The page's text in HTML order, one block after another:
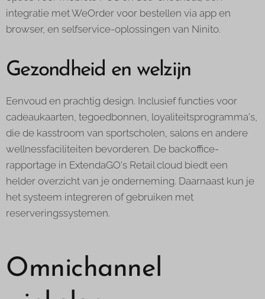
integratie met WeOrder voor bestellen via app en
browser, en selfservice-oplossingen van Ninito.
Gezondheid en welzijn
Eenvoud en prachtig design. Inclusief functies voor
cadeaukaarten, tegoedbonnen, loyaliteitsprogramma's,
die de kasstroom van sportscholen, salons en andere
wellnessfaciliteiten bevorderen. De backoffice-
rapportage in ExtendaGO's Retail cloud biedt een
helder overzicht van je onderneming. Daarnaast kun je
het systeem integreren of gebruiken met
reserveringssystemen.
Omnichannel